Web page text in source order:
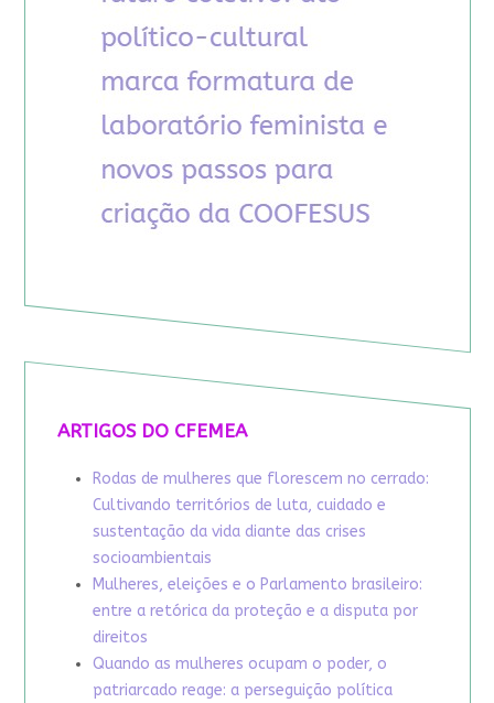
ARTIGOS DO CFEMEA
Rodas de mulheres que florescem no cerrado:
Cultivando territórios de luta, cuidado e
sustentação da vida diante das crises
socioambientais
Mulheres, eleições e o Parlamento brasileiro:
entre a retórica da proteção e a disputa por
direitos
Quando as mulheres ocupam o poder, o
patriarcado reage: a perseguição política